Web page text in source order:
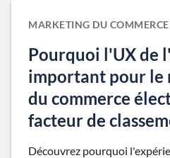
MARKETING DU
Pourquoi l'UX de
important pour le
du commerce
facteur de
Découvrez pourquoi